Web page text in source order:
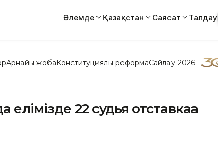
Әлемде Қазақстан Саясат Талдау
Арнайы жобаКонституциялық реформаСайлау-2026
22 судья отставкаға